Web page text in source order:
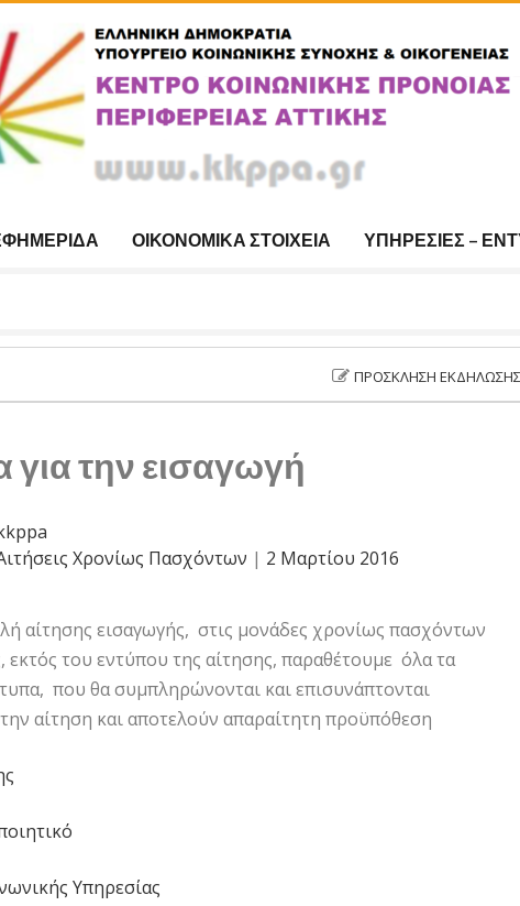
ΟΙΚΟΝΟΜΙΚΆ ΣΤΟΙΧΕΊΑ ΥΠΗΡΕΣΊΕΣ –
ΠΡΌΣΚΛΗΣΗ ΕΚΔΉΛΩΣΗΣ
την εισαγωγή
Χρονίως Πασχόντων | 2 Μαρτίου 2016
αίτησης εισαγωγής, στις μονάδες χρονίως πασχόντων
εκτός του εντύπου της αίτησης, παραθέτουμε όλα τα
που θα συμπληρώνονται και επισυνάπτονται
αίτηση και αποτελούν απαραίτητη προϋπόθεση
Υπηρεσίας